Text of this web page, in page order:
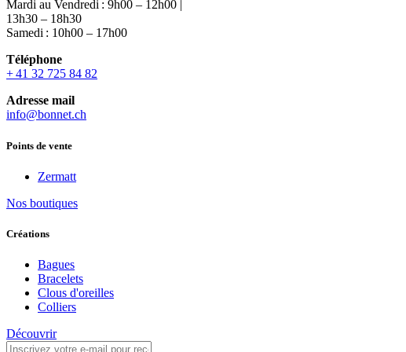
Mardi au Vendredi : 9h00 – 12h00 |
13h30 – 18h30
Samedi : 10h00 – 17h00
Téléphone
+ 41 32 725 84 82
Adresse mail
info@bonnet.ch
Points de vente
Zermatt
Nos boutiques
Créations
Bagues
Bracelets
Clous d'oreilles
Colliers
Découvrir